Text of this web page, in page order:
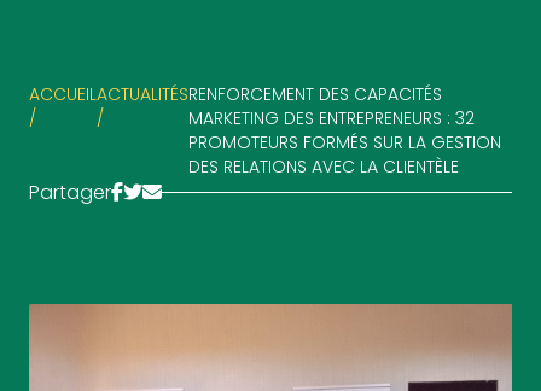
ACCUEIL
/
ACTUALITÉS
/
RENFORCEMENT DES CAPACITÉS
MARKETING DES ENTREPRENEURS : 32
PROMOTEURS FORMÉS SUR LA GESTION
DES RELATIONS AVEC LA CLIENTÈLE
Partager